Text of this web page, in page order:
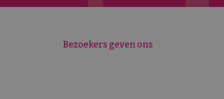
Bezoekers geven ons